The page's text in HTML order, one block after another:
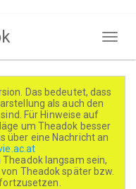
Das bedeutet, dass
als auch den
Für Hinweise auf
um Theadok besser
über eine Nachricht an
langsam sein,
Theadok später bzw.